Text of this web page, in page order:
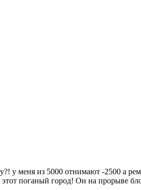
у меня из 5000 отнимают -2500 а
поганый город! Он на прорыве